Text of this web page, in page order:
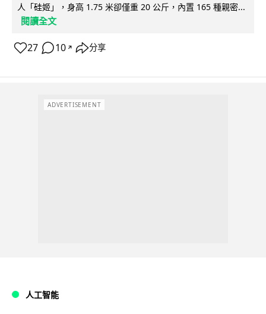
人「硅姬」，身高 1.75 米卻僅重 20 公斤，內置 165 種親密...
閱讀全文
27 10 ↗ 分享
ADVERTISEMENT
人工智能